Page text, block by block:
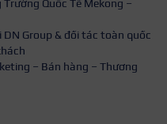
Quốc Tế Mekong –
DN Group & đối tác toàn quốc
– Bán hàng – Thương